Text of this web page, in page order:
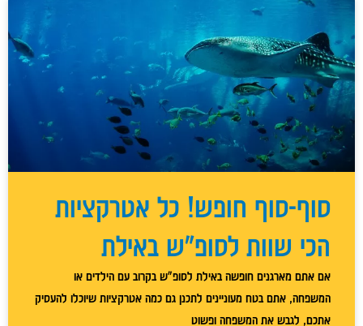
סוף-סוף חופש! כל אטרקציות
הכי שוות לסופ"ש באילת
אם אתם מארגנים חופשה באילת לסופ"ש בקרוב עם הילדים או
המשפחה, אתם בטח מעוניינים לתכנן גם כמה אטרקציות שיוכלו להעסיק
אתכם, לגבש את המשפחה ופשוט